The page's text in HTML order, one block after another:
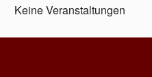
Keine Veranstaltungen